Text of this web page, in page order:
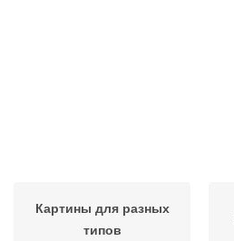
Картины для разных
типов